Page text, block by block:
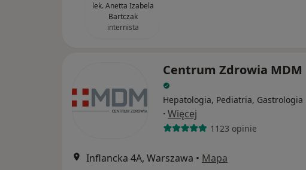
lek. Anetta Izabela
Bartczak
internista
Centrum Zdrowia MDM
Hepatologia, Pediatria, Gastrologia
· Więcej
1123 opinie
Inflancka 4A, Warszawa • Mapa